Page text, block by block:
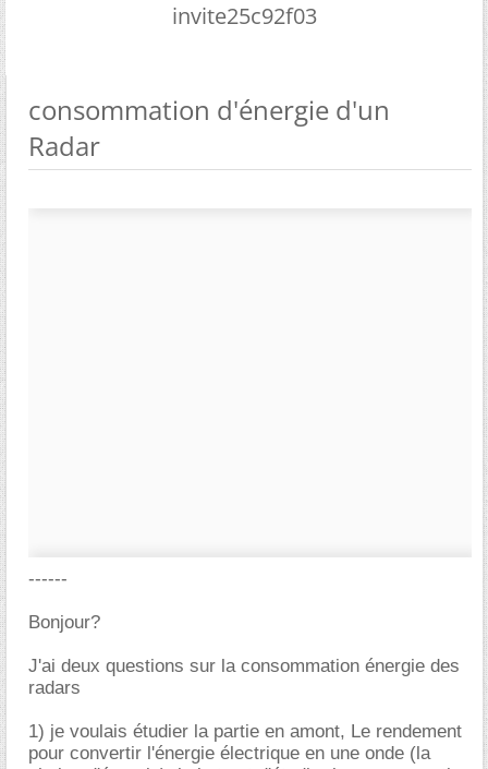
invite25c92f03
consommation d'énergie d'un
Radar
------
Bonjour?
J'ai deux questions sur la consommation énergie des
radars
1) je voulais étudier la partie en amont, Le rendement
pour convertir l'énergie électrique en une onde (la